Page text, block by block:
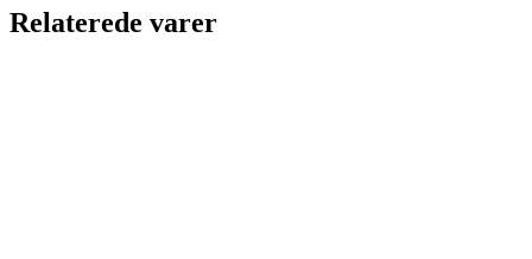
Relaterede varer